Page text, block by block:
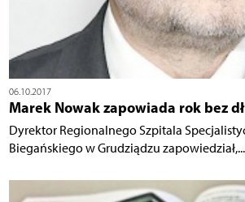
06.10.2017
Marek Nowak zapowiada rok bez
Dyrektor Regionalnego Szpitala
Biegańskiego w Grudziądzu zapowiedział,...